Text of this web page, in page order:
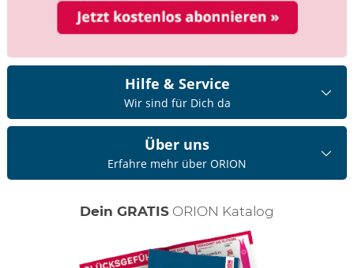
Hilfe & Service
Wir sind für Dich da
Über uns
Erfahre mehr über ORION
Dein GRATIS ORION Katalog